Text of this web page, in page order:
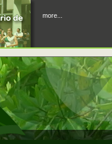
more...